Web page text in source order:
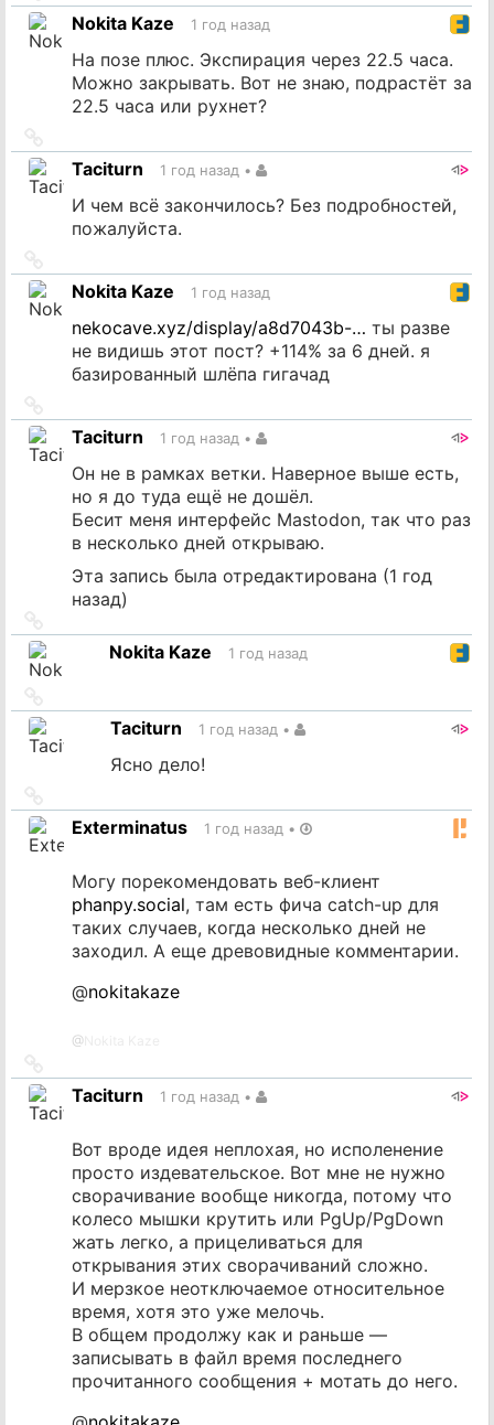
на
источник
Nokita Kaze 1 год назад
На позе плюс. Экспирация через 22.5 часа.
Можно закрывать. Вот не знаю, подрастёт за
22.5 часа или рухнет?
на
источник
Taciturn 1 год назад •
И чем всё закончилось? Без подробностей,
пожалуйста.
на
источник
Nokita Kaze 1 год назад
nekocave.xyz/display/a8d7043b-… ты разве
не видишь этот пост? +114% за 6 дней. я
базированный шлёпа гигачад
на
источник
Taciturn 1 год назад •
Он не в рамках ветки. Наверное выше есть,
но я до туда ещё не дошёл.
Бесит меня интерфейс Mastodon, так что раз
в несколько дней открываю.
Эта запись была отредактирована (1 год
назад)
на
источникNokita Kaze 1 год назад
на
источник Taciturn 1 год назад •
Ясно дело!
на
источник
Exterminatus 1 год назад •
Могу порекомендовать веб-клиент
phanpy.social, там есть фича catch-up для
таких случаев, когда несколько дней не
заходил. А еще древовидные комментарии.
@nokitakaze
@
на
источник
Taciturn 1 год назад •
Вот вроде идея неплохая, но исполенение
просто издевательское. Вот мне не нужно
сворачивание вообще никогда, потому что
колесо мышки крутить или PgUp/PgDown
жать легко, а прицеливаться для
открывания этих сворачиваний сложно.
И мерзкое неотключаемое относительное
время, хотя это уже мелочь.
В общем продолжу как и раньше —
записывать в файл время последнего
прочитанного сообщения + мотать до него.